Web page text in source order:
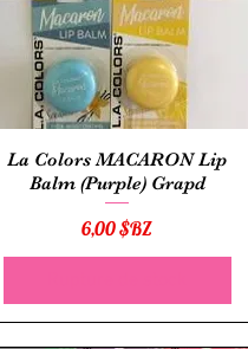
Aperçu rapide
La Colors MACARON Lip
Balm (Purple) Grapd
Prix
6,00 $BZ